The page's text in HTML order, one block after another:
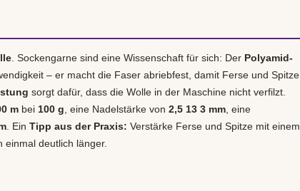
. Sockengarne sind eine Wissenschaft für sich: Der Polyamid-
– er macht die Faser abriebfest, damit Ferse und Spitze
sorgt dafür, dass die Wolle in der Maschine nicht verfilzt.
m bei 100 g , eine Nadelstärke von 2,5 13 3 mm , eine
. Ein Tipp aus der Praxis: Verstärke Ferse und Spitze mit einem
einmal deutlich länger.